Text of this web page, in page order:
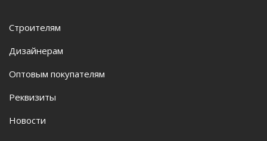
Строителям
Дизайнерам
Оптовым покупателям
Реквизиты
Новости